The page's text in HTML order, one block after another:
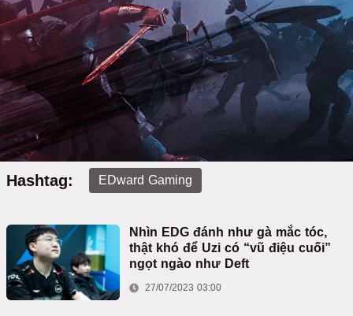
Hashtag: EDward Gaming
Nhìn EDG đánh như gà mắc tóc,
thật khó để Uzi có “vũ điệu cuối”
ngọt ngào như Deft
27/07/2023 03:00